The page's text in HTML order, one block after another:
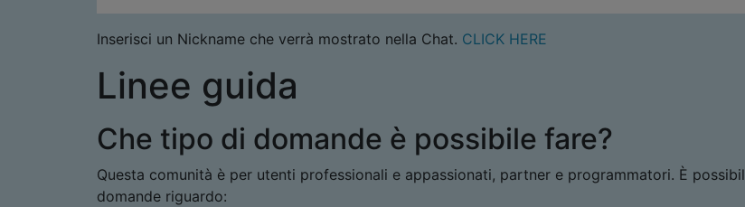
Inserisci un Nickname che verrà mostrato nella Chat. CLICK HERE
Linee guida
Che tipo di domande è possibile fare?
Questa comunità è per utenti professionali e appassionati, partner e programmatori. È
domande riguardo: